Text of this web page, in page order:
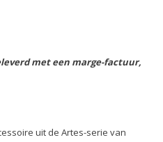
met een marge-factuur,
uit de Artes-serie van